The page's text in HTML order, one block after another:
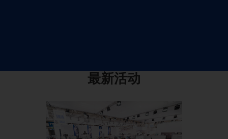
最新活动